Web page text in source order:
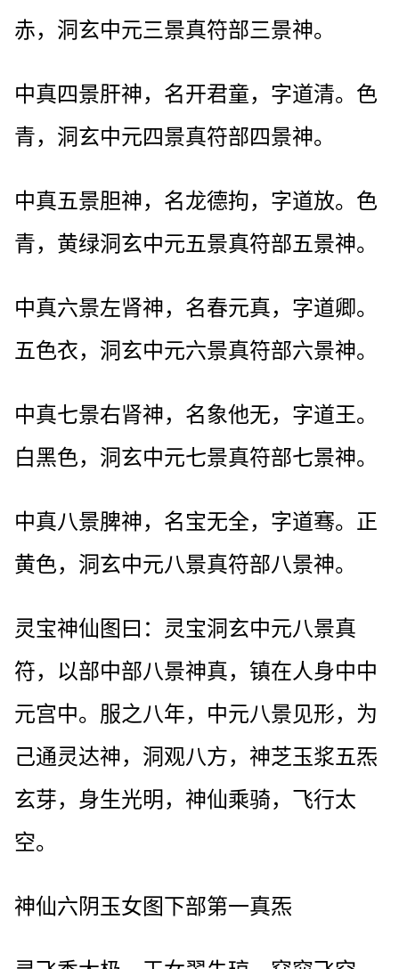
赤，洞玄中元三景真符部三景神。
中真四景肝神，名开君童，字道清。色
青，洞玄中元四景真符部四景神。
中真五景胆神，名龙德拘，字道放。色
青，黄绿洞玄中元五景真符部五景神。
中真六景左肾神，名春元真，字道卿。
五色衣，洞玄中元六景真符部六景神。
中真七景右肾神，名象他无，字道王。
白黑色，洞玄中元七景真符部七景神。
中真八景脾神，名宝无全，字道骞。正
黄色，洞玄中元八景真符部八景神。
灵宝神仙图曰：灵宝洞玄中元八景真
符，以部中部八景神真，镇在人身中中
元宫中。服之八年，中元八景见形，为
己通灵达神，洞观八方，神芝玉浆五炁
玄芽，身生光明，神仙乘骑，飞行太
空。
神仙六阴玉女图下部第一真炁